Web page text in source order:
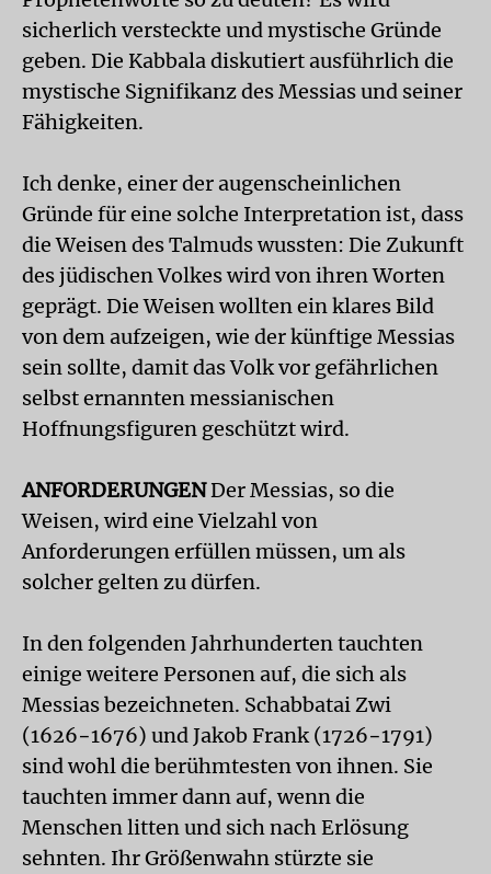
sicherlich versteckte und mystische Gründe
geben. Die Kabbala diskutiert ausführlich die
mystische Signifikanz des Messias und seiner
Fähigkeiten.
Ich denke, einer der augenscheinlichen
Gründe für eine solche Interpretation ist, dass
die Weisen des Talmuds wussten: Die Zukunft
des jüdischen Volkes wird von ihren Worten
geprägt. Die Weisen wollten ein klares Bild
von dem aufzeigen, wie der künftige Messias
sein sollte, damit das Volk vor gefährlichen
selbst ernannten messianischen
Hoffnungsfiguren geschützt wird.
ANFORDERUNGENDer Messias, so die
Weisen, wird eine Vielzahl von
Anforderungen erfüllen müssen, um als
solcher gelten zu dürfen.
In den folgenden Jahrhunderten tauchten
einige weitere Personen auf, die sich als
Messias bezeichneten. Schabbatai Zwi
(1626−1676) und Jakob Frank (1726−1791)
sind wohl die berühmtesten von ihnen. Sie
tauchten immer dann auf, wenn die
Menschen litten und sich nach Erlösung
sehnten. Ihr Größenwahn stürzte sie